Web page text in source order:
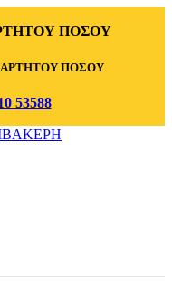
ΠΟΣΟΥ
ΠΟΣΟΥ
53588